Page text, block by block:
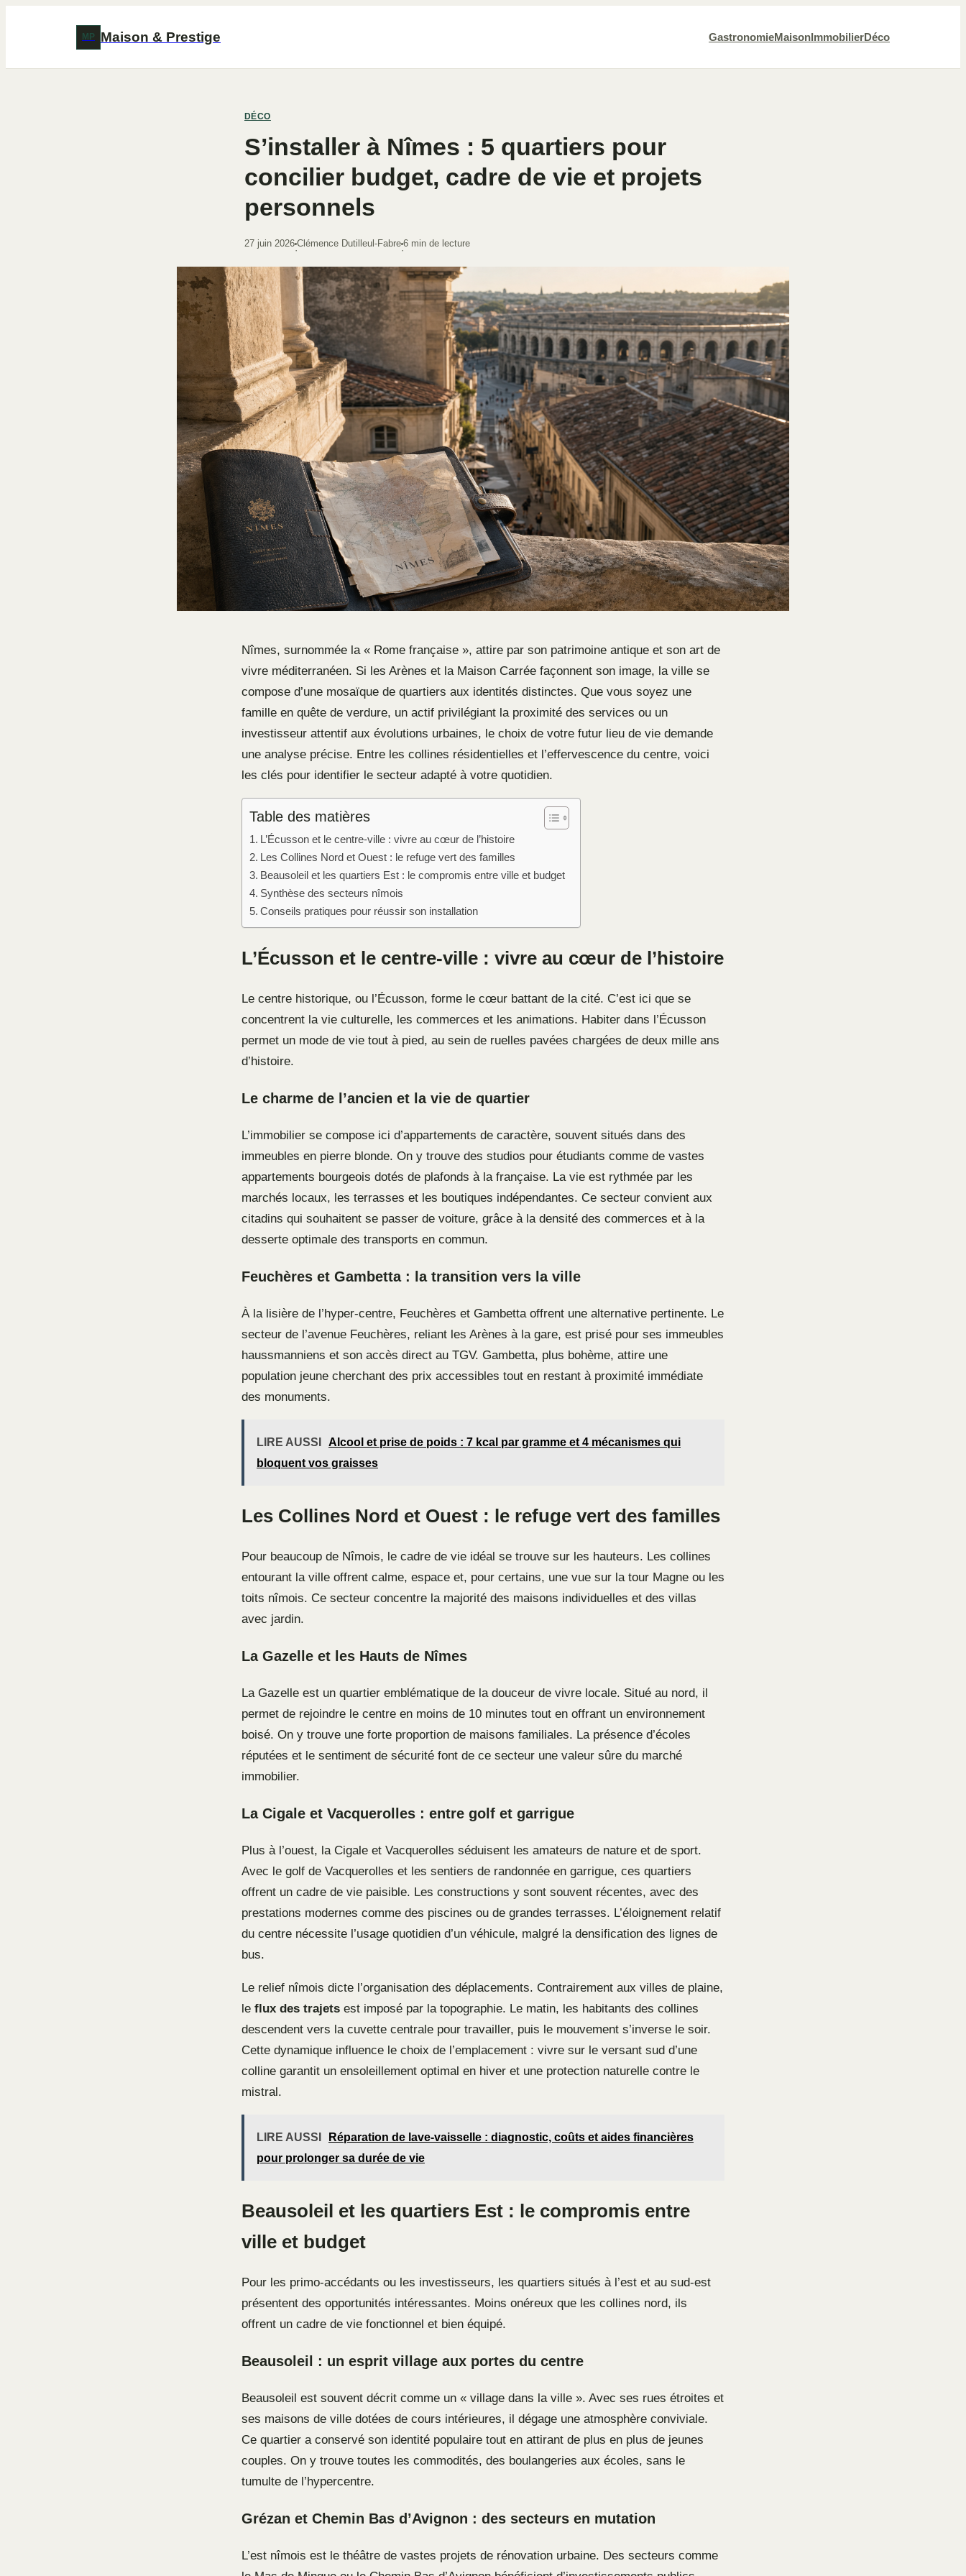
MP Maison & Prestige GastronomieMaisonImmobilierDéco
DÉCO
S’installer à Nîmes : 5 quartiers pour
concilier budget, cadre de vie et projets
personnels
27 juin 2026
·
Clémence Dutilleul-Fabre
·
6 min de lecture
Nîmes, surnommée la « Rome française », attire par son patrimoine antique et son art de
vivre méditerranéen. Si les Arènes et la Maison Carrée façonnent son image, la ville se
compose d’une mosaïque de quartiers aux identités distinctes. Que vous soyez une
famille en quête de verdure, un actif privilégiant la proximité des services ou un
investisseur attentif aux évolutions urbaines, le choix de votre futur lieu de vie demande
une analyse précise. Entre les collines résidentielles et l’effervescence du centre, voici
les clés pour identifier le secteur adapté à votre quotidien.
Table des matières
L’Écusson et le centre-ville : vivre au cœur de l’histoire
Les Collines Nord et Ouest : le refuge vert des familles
Beausoleil et les quartiers Est : le compromis entre ville et budget
Synthèse des secteurs nîmois
Conseils pratiques pour réussir son installation
L’Écusson et le centre-ville : vivre au cœur de l’histoire
Le centre historique, ou l’Écusson, forme le cœur battant de la cité. C’est ici que se
concentrent la vie culturelle, les commerces et les animations. Habiter dans l’Écusson
permet un mode de vie tout à pied, au sein de ruelles pavées chargées de deux mille ans
d’histoire.
Le charme de l’ancien et la vie de quartier
L’immobilier se compose ici d’appartements de caractère, souvent situés dans des
immeubles en pierre blonde. On y trouve des studios pour étudiants comme de vastes
appartements bourgeois dotés de plafonds à la française. La vie est rythmée par les
marchés locaux, les terrasses et les boutiques indépendantes. Ce secteur convient aux
citadins qui souhaitent se passer de voiture, grâce à la densité des commerces et à la
desserte optimale des transports en commun.
Feuchères et Gambetta : la transition vers la ville
À la lisière de l’hyper-centre, Feuchères et Gambetta offrent une alternative pertinente. Le
secteur de l’avenue Feuchères, reliant les Arènes à la gare, est prisé pour ses immeubles
haussmanniens et son accès direct au TGV. Gambetta, plus bohème, attire une
population jeune cherchant des prix accessibles tout en restant à proximité immédiate
des monuments.
LIRE AUSSI
Alcool et prise de poids : 7 kcal par gramme et 4 mécanismes qui
bloquent vos graisses
Les Collines Nord et Ouest : le refuge vert des familles
Pour beaucoup de Nîmois, le cadre de vie idéal se trouve sur les hauteurs. Les collines
entourant la ville offrent calme, espace et, pour certains, une vue sur la tour Magne ou les
toits nîmois. Ce secteur concentre la majorité des maisons individuelles et des villas
avec jardin.
La Gazelle et les Hauts de Nîmes
La Gazelle est un quartier emblématique de la douceur de vivre locale. Situé au nord, il
permet de rejoindre le centre en moins de 10 minutes tout en offrant un environnement
boisé. On y trouve une forte proportion de maisons familiales. La présence d’écoles
réputées et le sentiment de sécurité font de ce secteur une valeur sûre du marché
immobilier.
La Cigale et Vacquerolles : entre golf et garrigue
Plus à l’ouest, la Cigale et Vacquerolles séduisent les amateurs de nature et de sport.
Avec le golf de Vacquerolles et les sentiers de randonnée en garrigue, ces quartiers
offrent un cadre de vie paisible. Les constructions y sont souvent récentes, avec des
prestations modernes comme des piscines ou de grandes terrasses. L’éloignement relatif
du centre nécessite l’usage quotidien d’un véhicule, malgré la densification des lignes de
bus.
Le relief nîmois dicte l’organisation des déplacements. Contrairement aux villes de plaine,
le flux des trajets est imposé par la topographie. Le matin, les habitants des collines
descendent vers la cuvette centrale pour travailler, puis le mouvement s’inverse le soir.
Cette dynamique influence le choix de l’emplacement : vivre sur le versant sud d’une
colline garantit un ensoleillement optimal en hiver et une protection naturelle contre le
mistral.
LIRE AUSSI
Réparation de lave-vaisselle : diagnostic, coûts et aides financières
pour prolonger sa durée de vie
Beausoleil et les quartiers Est : le compromis entre
ville et budget
Pour les primo-accédants ou les investisseurs, les quartiers situés à l’est et au sud-est
présentent des opportunités intéressantes. Moins onéreux que les collines nord, ils
offrent un cadre de vie fonctionnel et bien équipé.
Beausoleil : un esprit village aux portes du centre
Beausoleil est souvent décrit comme un « village dans la ville ». Avec ses rues étroites et
ses maisons de ville dotées de cours intérieures, il dégage une atmosphère conviviale.
Ce quartier a conservé son identité populaire tout en attirant de plus en plus de jeunes
couples. On y trouve toutes les commodités, des boulangeries aux écoles, sans le
tumulte de l’hypercentre.
Grézan et Chemin Bas d’Avignon : des secteurs en mutation
L’est nîmois est le théâtre de vastes projets de rénovation urbaine. Des secteurs comme